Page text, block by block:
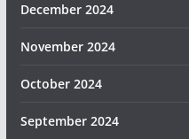
December 2024
November 2024
October 2024
September 2024